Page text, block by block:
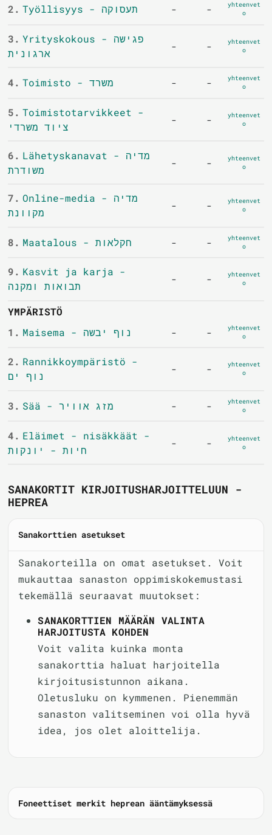
2. Työllisyys - תעסוקה - -
yhteenvet
o
3. Yrityskokous - פגישה
ארגונית
- -
yhteenvet
o
4. Toimisto - משרד - -
yhteenvet
o
5. Toimistotarvikkeet -
ציוד משרדי
- -
yhteenvet
o
6. Lähetyskanavat - מדיה
משודרת
- -
yhteenvet
o
7. Online-media - מדיה
מקוונת
- -
yhteenvet
o
8. Maatalous - חקלאות - -
yhteenvet
o
9. Kasvit ja karja -
תבואות ומקנה
- -
yhteenvet
o
YMPÄRISTÖ
1.
Maisema - נוף יבשה - -
yhteenvet
o
2. Rannikkoympäristö -
נוף ים
- -
yhteenvet
o
3. Sää - מזג אוויר - -
yhteenvet
o
4. Eläimet - nisäkkäät -
חיות - יונקות
- -
yhteenvet
o
SANAKORTIT KIRJOITUSHARJOITTELUUN -
HEPREA
Sanakorttien asetukset
Sanakorteilla on omat asetukset. Voit
mukauttaa sanaston oppimiskokemustasi
tekemällä seuraavat muutokset:
SANAKORTTIEN MÄÄRÄN VALINTA
HARJOITUSTA KOHDEN
Voit valita kuinka monta
sanakorttia haluat harjoitella
kirjoitusistunnon aikana.
Oletusluku on kymmenen. Pienemmän
sanaston valitseminen voi olla hyvä
idea, jos olet aloittelija.
Foneettiset merkit heprean ääntämyksessä